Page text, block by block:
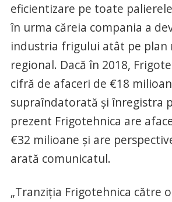
eficientizare pe toate
în urma căreia compania a
industria frigului atât pe plan
regional. Dacă în 2018,
cifră de afaceri de €18
supraîndatorată și înregistra
prezent Frigotehnica are
€32 milioane și are
arată comunicatul.
„Tranziția Frigotehnica către